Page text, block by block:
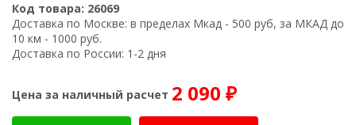
Код товара: 26069
Доставка по Москве: в пределах Мкад - 500 руб, за МКАД до
10 км - 1000 руб.
Доставка по России: 1-2 дня
Цена за наличный расчет 2 090 ₽